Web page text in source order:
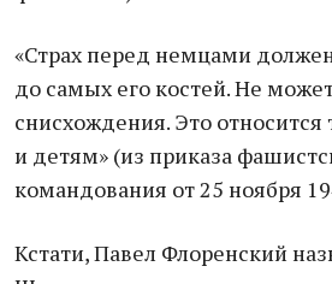
«Страх перед немцами
до самых его костей. Не
снисхождения. Это
и детям» (из приказа
командования от 25 ноября
Кстати, Павел Флоренский